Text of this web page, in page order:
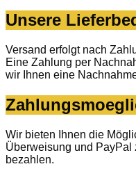
Unsere
Versand erfolgt nach
Eine Zahlung per
wir Ihnen eine
Wir bieten Ihnen die
Überweisung und PayPal